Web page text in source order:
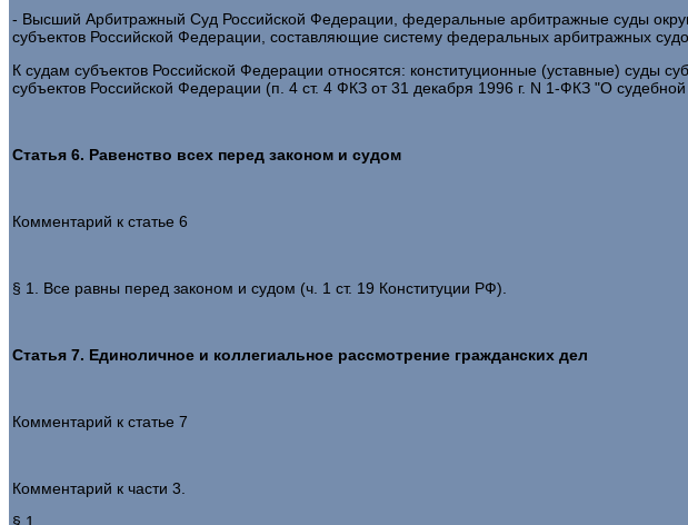
- Высший Арбитражный Суд Российской Федерации, федеральные арбитражные суды
субъектов Российской Федерации, составляющие систему федеральных арбитражных
К судам субъектов Российской Федерации относятся: конституционные (уставные)
субъектов Российской Федерации (п. 4 ст. 4 ФКЗ от 31 декабря 1996 г. N 1-ФКЗ "О
Статья 6. Равенство всех перед законом и судом
Комментарий к статье 6
§ 1. Все равны перед законом и судом (ч. 1 ст. 19 Конституции РФ).
Статья 7. Единоличное и коллегиальное рассмотрение гражданских дел
Комментарий к статье 7
Комментарий к части 3.
§ 1.